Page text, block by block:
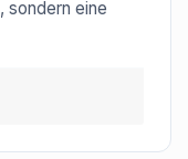
sondern eine